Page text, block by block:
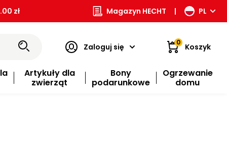
zł Magazyn HECHT | PL
Zaloguj się 0 Koszyk
Artykuły dla
zwierząt
Bony
podarunkowe
Ogrzewanie
domu